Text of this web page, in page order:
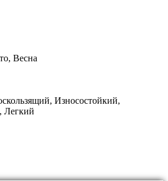
Весна
Износостойкий,
Легкий